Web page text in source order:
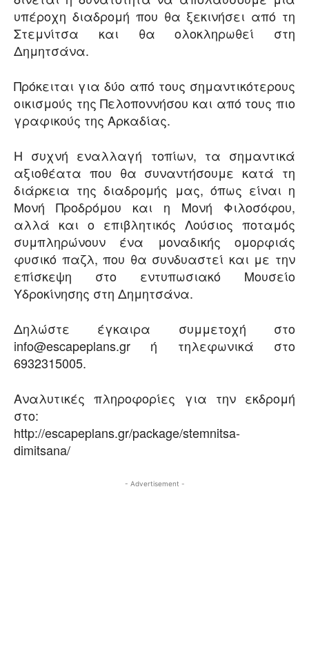
υπέροχη διαδρομή που θα ξεκινήσει από τη
Στεμνίτσα και θα ολοκληρωθεί στη
Δημητσάνα.
Πρόκειται για δύο από τους σημαντικότερους
οικισμούς της Πελοποννήσου και από τους πιο
γραφικούς της Αρκαδίας.
Η συχνή εναλλαγή τοπίων, τα σημαντικά
αξιοθέατα που θα συναντήσουμε κατά τη
διάρκεια της διαδρομής μας, όπως είναι η
Μονή Προδρόμου και η Μονή Φιλοσόφου,
αλλά και ο επιβλητικός Λούσιος ποταμός
συμπληρώνουν ένα μοναδικής ομορφιάς
φυσικό παζλ, που θα συνδυαστεί και με την
επίσκεψη στο εντυπωσιακό Μουσείο
Υδροκίνησης στη Δημητσάνα.
Δηλώστε έγκαιρα συμμετοχή στο
info@escapeplans.gr ή τηλεφωνικά στο
6932315005.
Αναλυτικές πληροφορίες για την εκδρομή
στο:
http://escapeplans.gr/package/stemnitsa-
dimitsana/
- Advertisement -